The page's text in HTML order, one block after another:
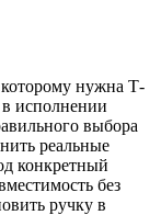
нужна Т-
исполнении
выбора
реальные
конкретный
без
ручку в